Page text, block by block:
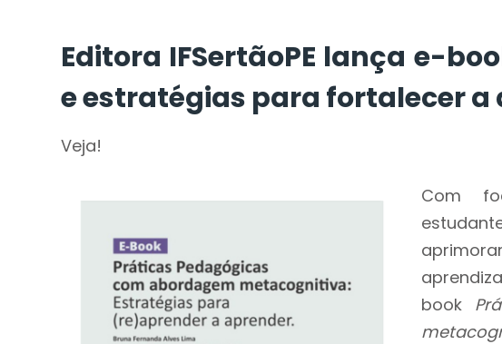
Editora IFSertãoPE lança e-
e estratégias para fortalecer a
Veja!
Com
book